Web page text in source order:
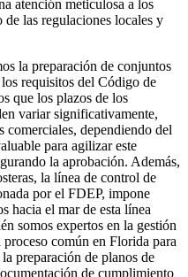
atención meticulosa a los
las regulaciones locales y
la preparación de conjuntos
requisitos del Código de
que los plazos de los
variar significativamente,
comerciales, dependiendo del
para agilizar este
la aprobación. Además,
la línea de control de
por el FDEP, impone
hacia el mar de esta línea
somos expertos en la gestión
común en Florida para
preparación de planos de
de cumplimiento